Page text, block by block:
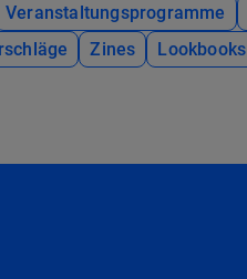
Veranstaltungsprogramme
Zines Lookbooks